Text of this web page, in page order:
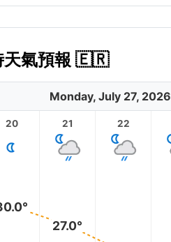
天氣預報 🇪🇷
Monday, July 27, 2026
20 21
27.0°
22